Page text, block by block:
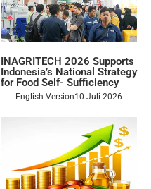
INAGRITECH 2026 Supports
Indonesia’s National Strategy
for Food Self- Sufficiency
English Version10 Juli 2026